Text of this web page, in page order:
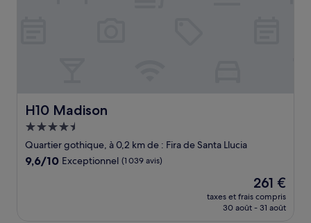
H10 Madison
H10 Madison
Hébergement
4.5 étoiles
Quartier gothique, à 0,2 km de : Fira de Santa Llucia
9.6
9,6/10 Exceptionnel (1 039 avis)
Le
nouveau
prix
261 €
taxes et frais compris
30 août - 31 août